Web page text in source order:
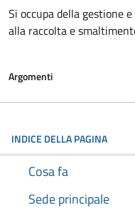
Si occupa della gestione
alla raccolta e
Argomenti
INDICE DELLA PAGINA
Cosa fa
Sede principale